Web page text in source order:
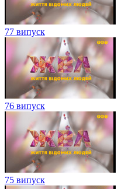
77 випуск
76 випуск
75 випуск